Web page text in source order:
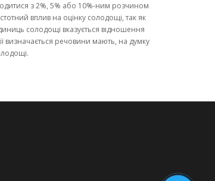
з 2%, 5% або 10%-ним розчином
вплив на оцінку солодощі, так як
солодощі вказується відношення
визначається речовини мають, на думку